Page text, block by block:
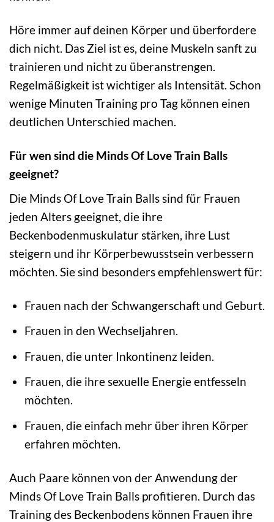
Höre immer auf deinen Körper und überfordere
dich nicht. Das Ziel ist es, deine Muskeln sanft zu
trainieren und nicht zu überanstrengen.
Regelmäßigkeit ist wichtiger als Intensität. Schon
wenige Minuten Training pro Tag können einen
deutlichen Unterschied machen.
Für wen sind die Minds Of Love Train Balls
geeignet?
Die Minds Of Love Train Balls sind für Frauen
jeden Alters geeignet, die ihre
Beckenbodenmuskulatur stärken, ihre Lust
steigern und ihr Körperbewusstsein verbessern
möchten. Sie sind besonders empfehlenswert für:
Frauen nach der Schwangerschaft und Geburt.
Frauen in den Wechseljahren.
Frauen, die unter Inkontinenz leiden.
Frauen, die ihre sexuelle Energie entfesseln
möchten.
Frauen, die einfach mehr über ihren Körper
erfahren möchten.
Auch Paare können von der Anwendung der
Minds Of Love Train Balls profitieren. Durch das
Training des Beckenbodens können Frauen ihre